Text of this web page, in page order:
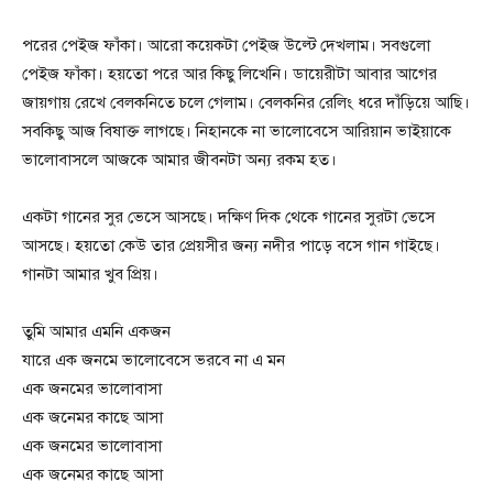
পরের পেইজ ফাঁকা। আরো কয়েকটা পেইজ উল্টে দেখলাম। সবগুলো
পেইজ ফাঁকা। হয়তো পরে আর কিছু লিখেনি। ডায়েরীটা আবার আগের
জায়গায় রেখে বেলকনিতে চলে গেলাম। বেলকনির রেলিং ধরে দাঁড়িয়ে আছি।
সবকিছু আজ বিষাক্ত লাগছে। নিহানকে না ভালোবেসে আরিয়ান ভাইয়াকে
ভালোবাসলে আজকে আমার জীবনটা অন্য রকম হত।
একটা গানের সুর ভেসে আসছে। দক্ষিণ দিক থেকে গানের সুরটা ভেসে
আসছে। হয়তো কেউ তার প্রেয়সীর জন্য নদীর পাড়ে বসে গান গাইছে।
গানটা আমার খুব প্রিয়।
তুমি আমার এমনি একজন
যারে এক জনমে ভালোবেসে ভরবে না এ মন
এক জনমের ভালোবাসা
এক জনেমর কাছে আসা
এক জনমের ভালোবাসা
এক জনেমর কাছে আসা